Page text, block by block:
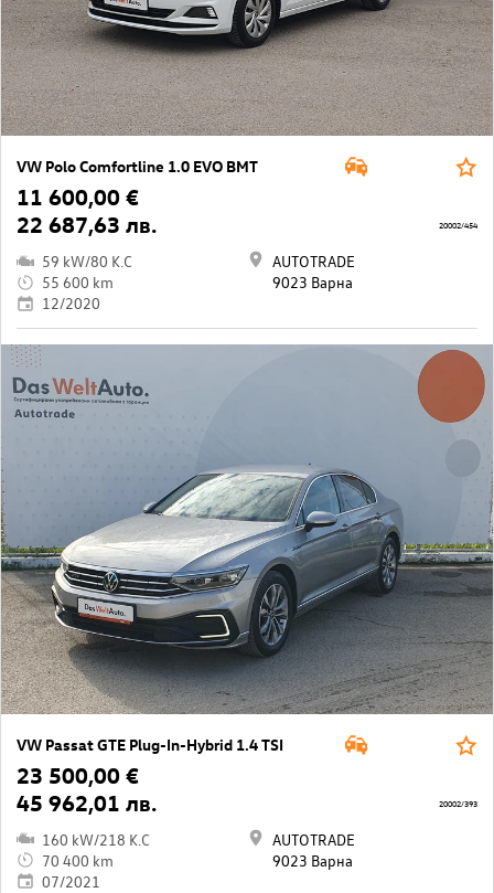
VW Polo Comfortline 1.0 EVO BMT
11 600,00 €
22 687,63 лв.
59 kW/80 K.C
55 600 km
12/2020
AUTOTRADE
9023 Варна
20002/454
VW Passat GTE Plug-In-Hybrid 1.4 TSI
23 500,00 €
45 962,01 лв.
160 kW/218 K.C
70 400 km
07/2021
AUTOTRADE
9023 Варна
20002/393